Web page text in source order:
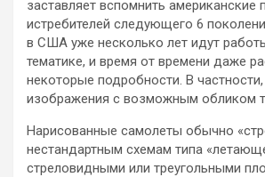
заставляет вспомнить американские
истребителей следующего 6
в США уже несколько лет идут
тематике, и время от времени даже
некоторые подробности. В
изображения с возможным обликом
Нарисованные самолеты обычно
нестандартным схемам типа
стреловидными или треугольными